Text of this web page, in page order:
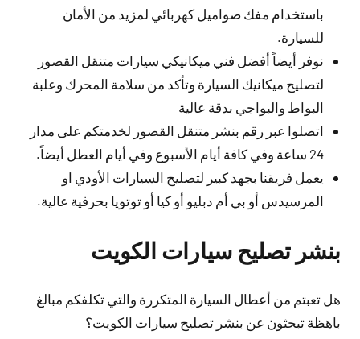
باستخدام مفك صواميل كهربائي لمزيد من الأمان
للسيارة.
نوفر أيضاً أفضل فني ميكانيكي سيارات متنقل القصور
لتصليح ميكانيك السيارة وتأكد من سلامة المحرك وعلبة
البواط والبواجي بدقة عالية
اتصلوا عبر رقم بنشر متنقل القصور لخدمتكم على مدار
24 ساعة وفي كافة أيام الأسبوع وفي أيام العطل أيضاً.
يعمل فريقنا بجهد كبير لتصليح السيارات الأودي او
المرسيدس أو بي أم دبليو أو كيا أو توتويا بحرفية عالية.
بنشر تصليح سيارات الكويت
هل تعبتم من أعطال السيارة المتكررة والتي تكلفكم مبالغ
باهظة تبحثون عن بنشر تصليح سيارات الكويت؟